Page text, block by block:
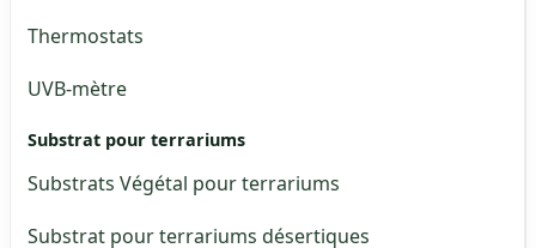
Thermostats
UVB-mètre
Substrat pour terrariums
Substrats Végétal pour terrariums
Substrat pour terrariums désertiques